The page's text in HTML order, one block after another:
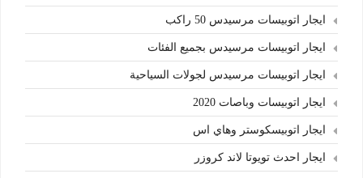
ايجار اتوبيسات مرسيدس 50 راكب
ايجار اتوبيسات مرسيدس بجميع الفئات
ايجار اتوبيسات مرسيدس لجولات السياحية
ايجار اتوبيسات وباصات 2020
ايجار اتوبيسكوستر وهاي اس
ايجار احدث تويوتا لاند كروزر